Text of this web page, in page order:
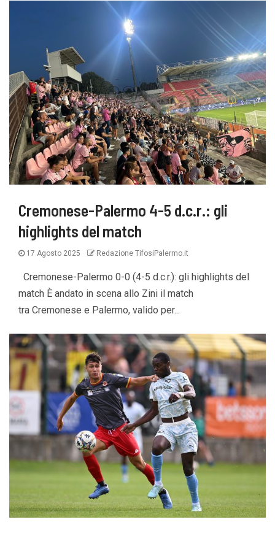
Cremonese-Palermo 4-5 d.c.r.: gli
highlights del match
17 Agosto 2025 Redazione TifosiPalermo.it
Cremonese-Palermo 0-0 (4-5 d.c.r.): gli highlights del
match È andato in scena allo Zini il match
tra Cremonese e Palermo, valido per...